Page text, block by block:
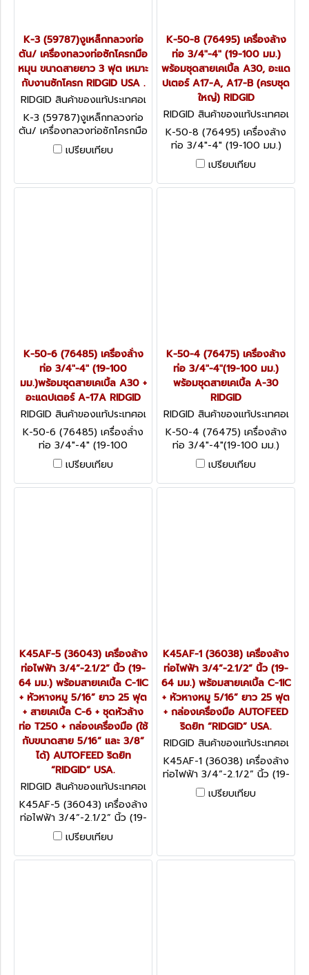
K-3 (59787)งูเหล็กทลวงท่อ
ตัน/ เครื่องทลวงท่อซักโครกมือ
หมุน ขนาดสายยาว 3 ฟุต เหมาะ
กับงานซักโครก RIDGID USA .
RIDGID สินค้าของแท้ประเทศอเ
มริกา K-3
K-3 (59787)งูเหล็กทลวงท่อ
ตัน/ เครื่องทลวงท่อซักโครกมือ
หมุน ขนาดสายยาว 3 ฟุต เหมาะ
กับงานซักโครก RIDGID USA .
เปรียบเทียบ
K-50-8 (76495) เครื่องล้าง
ท่อ 3/4"-4" (19-100 มม.)
พร้อมชุดสายเคเบิ้ล A30, อะแด
ปเตอร์ A17-A, A17-B (ครบชุด
ใหญ่) RIDGID
RIDGID สินค้าของแท้ประเทศอเ
มริกา K-50-8 (76495)
K-50-8 (76495) เครื่องล้าง
ท่อ 3/4"-4" (19-100 มม.)
พร้อมชุดสายเคเบิ้ล A30, อะแด
ปเตอร์ A17-A, A17-B (ครบชุด
ใหญ่) RIDGID
เปรียบเทียบ
K-50-6 (76485) เครื่องล้่าง
ท่อ 3/4"-4" (19-100
มม.)พร้อมชุดสายเคเบิ้ล A30 +
อะแดปเตอร์ A-17A RIDGID
RIDGID สินค้าของแท้ประเทศอเ
มริกา K-50-6 (76485)
K-50-6 (76485) เครื่องล้่าง
ท่อ 3/4"-4" (19-100
มม.)พร้อมชุดสายเคเบิ้ล A30 +
อะแดปเตอร์ A-17A RIDGID
เปรียบเทียบ
K-50-4 (76475) เครื่องล้าง
ท่อ 3/4"-4"(19-100 มม.)
พร้อมชุดสายเคเบิ้ล A-30
RIDGID
RIDGID สินค้าของแท้ประเทศอเ
มริกา K-50-4 (76475)
K-50-4 (76475) เครื่องล้าง
ท่อ 3/4"-4"(19-100 มม.)
พร้อมชุดสายเคเบิ้ล A-30
RIDGID
เปรียบเทียบ
K45AF-5 (36043) เครื่องล้าง
ท่อไฟฟ้า 3/4”-2.1/2” นิ้ว (19-
64 มม.) พร้อมสายเคเบิ้ล C-1IC
+ หัวหางหมู 5/16” ยาว 25 ฟุต
+ สายเคเบิ้ล C-6 + ชุดหัวล้าง
ท่อ T250 + กล่องเครื่องมือ (ใช้
กับขนาดสาย 5/16” และ 3/8”
ได้) AUTOFEED ริดยิท
“RIDGID” USA.
RIDGID สินค้าของแท้ประเทศอเ
มริกา K45AF-5 (36043)
K45AF-5 (36043) เครื่องล้าง
ท่อไฟฟ้า 3/4”-2.1/2” นิ้ว (19-
64 มม.) พร้อมสายเคเบิ้ล C-1IC
+ หัวหางหมู 5/16” ยาว 25 ฟุต
+ สายเคเบิ้ล C-6 + ชุดหัวล้าง
เปรียบเทียบ
K45AF-1 (36038) เครื่องล้าง
ท่อไฟฟ้า 3/4”-2.1/2” นิ้ว (19-
64 มม.) พร้อมสายเคเบิ้ล C-1IC
+ หัวหางหมู 5/16” ยาว 25 ฟุต
+ กล่องเครื่องมือ AUTOFEED
ริดยิท “RIDGID” USA.
RIDGID สินค้าของแท้ประเทศอเ
มริกา K45AF-1 (36038)
K45AF-1 (36038) เครื่องล้าง
ท่อไฟฟ้า 3/4”-2.1/2” นิ้ว (19-
64 มม.) พร้อมสายเคเบิ้ล C-1IC
+ หัวหางหมู 5/16” ยาว 25 ฟุต
เปรียบเทียบ